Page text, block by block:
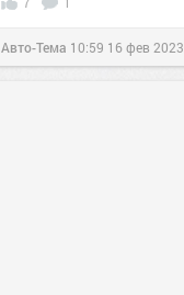
Авто-Тема 10:59 16 фев 2023